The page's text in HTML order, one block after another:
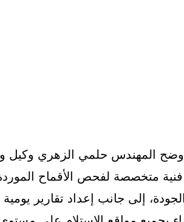
المهندس حلمي الزهري وكيل
فنية متخصصة لفحص الأقماح
إلى جانب إعداد تقارير